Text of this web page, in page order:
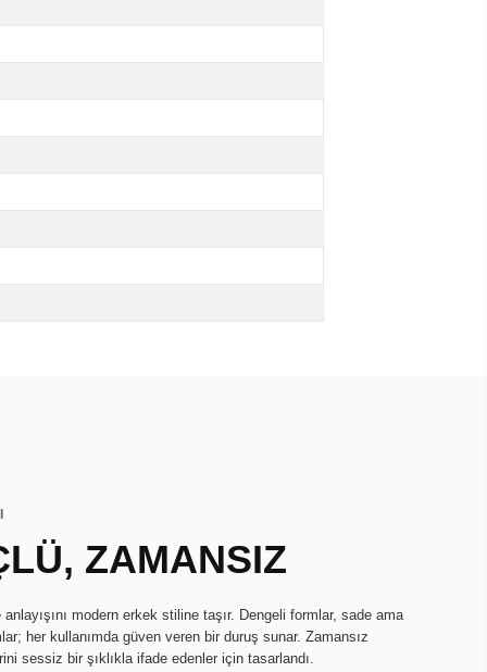
ZAMANSIZ
modern erkek stiline taşır. Dengeli formlar, sade ama
her kullanımda güven veren bir duruş sunar. Zamansız
sessiz bir şıklıkla ifade edenler için tasarlandı.